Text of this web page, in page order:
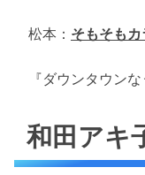
松本： そもそも
『ダウンタウン
和田アキ